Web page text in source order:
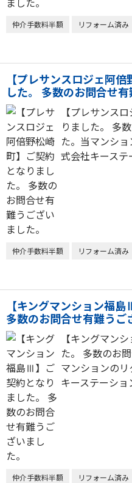
仲介手数料半額 リフォーム済み
【プレサンスロジェ阿
した。 多数のお問合せ有
【プレサンス
りました。 多
た。当マンシ
式会社キーステ
仲介手数料半額 リフォーム済み
【キングマンション福
多数のお問合せ有難うご
【キングマン
た。 多数のお
マンションの
キーステーショ
仲介手数料半額 リフォーム済み